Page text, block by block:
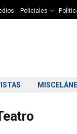
Policiales